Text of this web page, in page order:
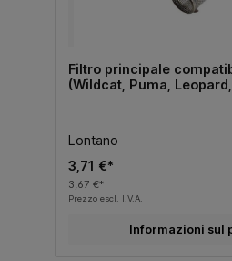
Filtro principale
(Wildcat, Puma,
Lontano
3,71 €*
3,67 €*
Prezzo escl. I.V.A.
Informazioni sul